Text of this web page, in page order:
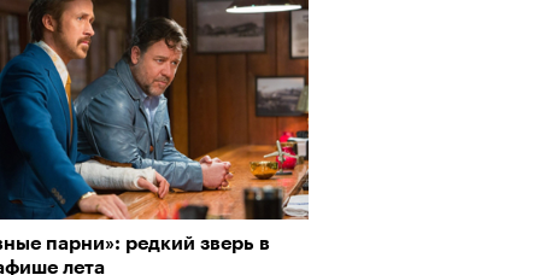
парни»: редкий зверь в
лета
2025: Япония наносит
удар
дома: «Супергерл»,
и атомная энергетика